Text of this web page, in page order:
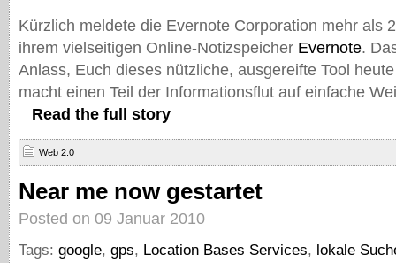
Kürzlich meldete die Evernote Corporation mehr als
ihrem vielseitigen Online-Notizspeicher Evernote.
Anlass, Euch dieses nützliche, ausgereifte Tool
macht einen Teil der Informationsflut auf einfache
Read the full story
Web 2.0
Near me now gestartet
Posted on 09 Januar 2010
Tags: google, gps, Location Bases Services, lokale